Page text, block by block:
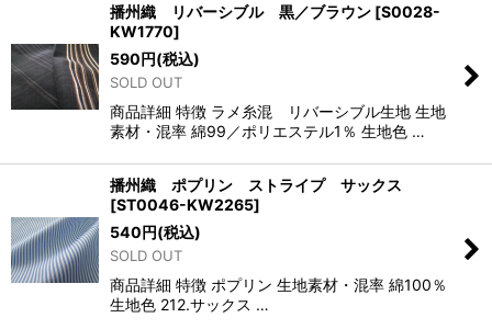
播州織 リバーシブル 黒／ブラウン [S0028-
KW1770]
590円(税込)
SOLD OUT
商品詳細 特徴 ラメ糸混 リバーシブル生地 生地
素材・混率 綿99／ポリエステル1％ 生地色 …
播州織 ポプリン ストライプ サックス
[ST0046-KW2265]
540円(税込)
SOLD OUT
商品詳細 特徴 ポプリン 生地素材・混率 綿100％
生地色 212.サックス …